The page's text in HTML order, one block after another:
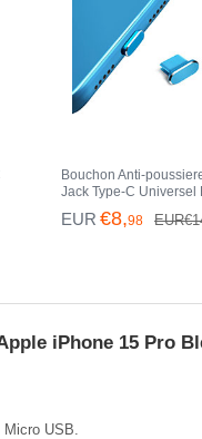
Bouchon Anti-
Jack Type-C Universel
pour Apple iPhone 15
EUR €8,98
iPhone 15 Pro
Micro USB.